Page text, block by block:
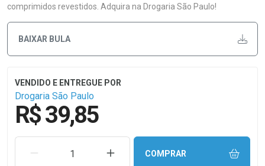
comprimidos revestidos. Adquira na Drogaria São Paulo!
BAIXAR BULA
Drogaria São Paulo
R$ 39,85
REMOVER UMA UNIDADEAUMENTAR UMA UNIDADE
COMPRAR